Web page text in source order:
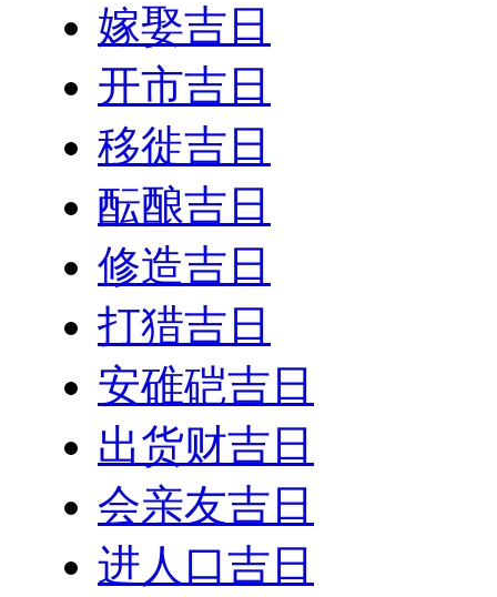
嫁娶吉日
开市吉日
移徙吉日
酝酿吉日
修造吉日
打猎吉日
安碓硙吉日
出货财吉日
会亲友吉日
进人口吉日